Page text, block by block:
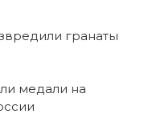
гранаты
медали на